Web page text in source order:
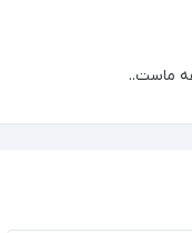
ماست..